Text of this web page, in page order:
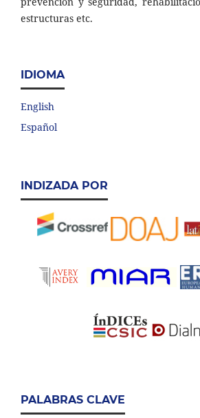
estructuras etc.
IDIOMA
English
Español
INDIZADA POR
PALABRAS CLAVE